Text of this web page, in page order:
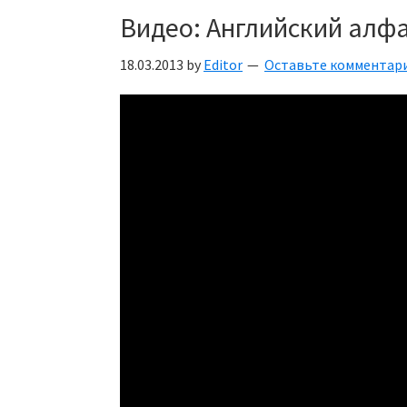
Видео: Английский
18.03.2013 by Editor Оставьте